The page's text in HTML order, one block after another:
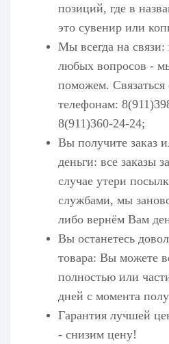
позиций, где в
это сувенир или
Мы всегда на
любых вопросов -
поможем.
телефонам:
8(911)360-24-24;
Вы получите заказ
деньги: все заказы
случае утери
службами, мы
либо вернём Вам
Вы останетесь
товара: Вы можете
полностью или
дней с момента
Гарантия лучшей
- снизим цену!